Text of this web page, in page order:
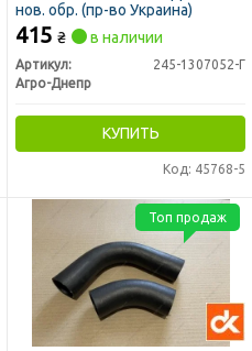
нов. обр. (пр-во Украина)
415 ₴ в наличии
Артикул:
245-1307052-Г
Агро-Днепр
КУПИТЬ
Код: 45768-5
Топ продаж